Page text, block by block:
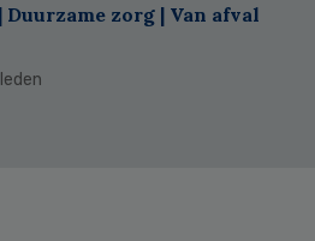
Duurzame zorg | Van afval